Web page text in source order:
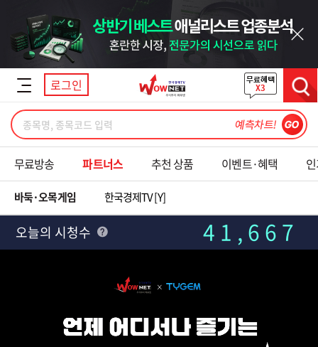
닫기
로그인
무료방송 파트너스 추천 상품 이벤트·혜택
바둑·오목게임 한국경제TV [Y]
오늘의 시청수 41,667